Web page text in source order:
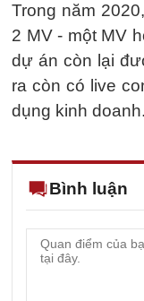
Trong năm
2 MV - một MV
dự án còn lại
ra còn có live
dụng kinh doanh.
Bình luận